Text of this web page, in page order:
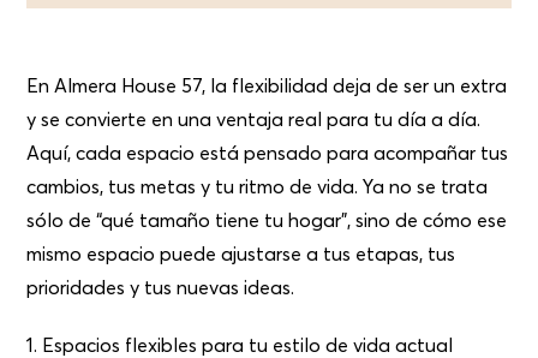
En Almera House 57, la flexibilidad deja de ser un extra
y se convierte en una ventaja real para tu día a día.
Aquí, cada espacio está pensado para acompañar tus
cambios, tus metas y tu ritmo de vida. Ya no se trata
sólo de “qué tamaño tiene tu hogar”, sino de cómo ese
mismo espacio puede ajustarse a tus etapas, tus
prioridades y tus nuevas ideas.
1. Espacios flexibles para tu estilo de vida actual